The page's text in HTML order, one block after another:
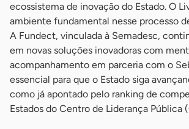
ecossistema de inovação do Estado. O
ambiente fundamental nesse processo
A Fundect, vinculada à Semadesc,
em novas soluções inovadoras com
acompanhamento em parceria com o
essencial para que o Estado siga
como já apontado pelo ranking de
Estados do Centro de Liderança Pública